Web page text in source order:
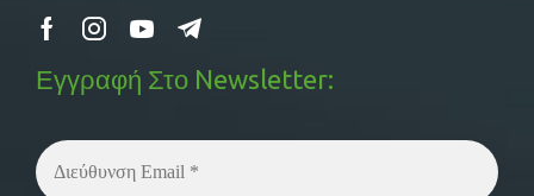
Εγγραφή Στο Newsletter: